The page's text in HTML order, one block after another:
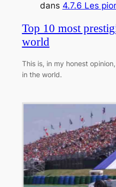
dans 4.7.6 Les
Top 10 most
world
This is, in my honest
in the world.